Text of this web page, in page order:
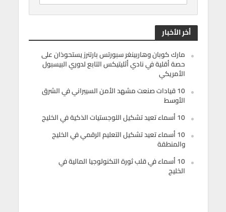
أخر الأخبار
مارك كوبان وهاربينغر سبورتس بارتنرز يستحوذان على
حصة أقلية في نادي أثليتيكس التابع لدوري البيسبول
الأمريكي
10 قيادات صنعت مشهد الأمن السيبراني في الشرق
الأوسط
10 أسماء تعيد تشكيل اللوجستيات الذكية في الخليج
10 أسماء تعيد تشكيل التعليم الرقمي في الخليج
والمنطقة
10 أسماء في قلب ثورة التكنولوجيا المالية في
الخليج